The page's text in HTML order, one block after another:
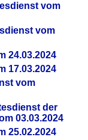
vom
vom
24.03.2024
17.03.2024
vom
der
03.03.2024
25.02.2024